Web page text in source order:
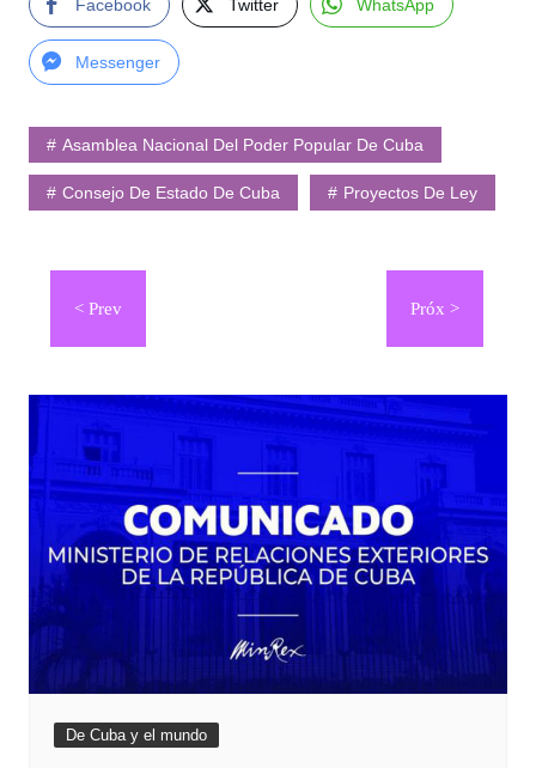
Facebook Twitter WhatsApp
Messenger
Asamblea Nacional Del Poder Popular De Cuba
Consejo De Estado De Cuba Proyectos De Ley
Navegación
entradas
De Cuba y el mundo